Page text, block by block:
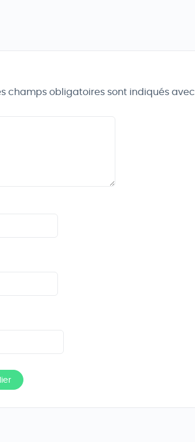
champs obligatoires sont indiqués avec